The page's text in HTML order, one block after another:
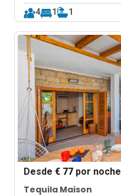
4 1 1
Desde€ 77 por noche
Tequila Maison